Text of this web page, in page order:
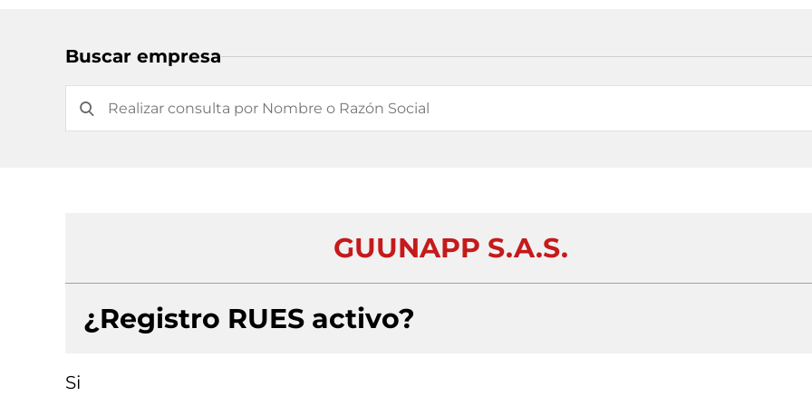
Buscar empresa
GUUNAPP S.A.S.
¿Registro RUES activo?
Si